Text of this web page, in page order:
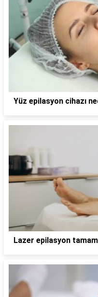
Yüz epilasyon cihazı
Lazer epilasyon